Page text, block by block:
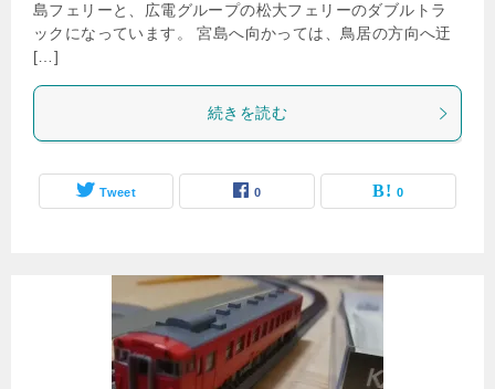
島フェリーと、広電グループの松大フェリーのダブルトラ
ックになっています。 宮島へ向かっては、鳥居の方向へ迂
[…]
続きを読む
Tweet 0 0